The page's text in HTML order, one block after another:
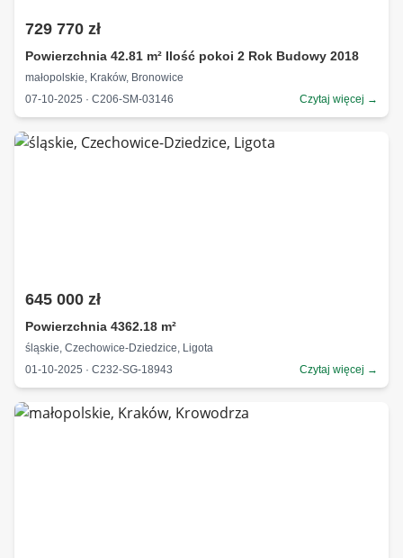
729 770 zł
Powierzchnia 42.81 m² Ilość pokoi 2 Rok Budowy 2018
małopolskie, Kraków, Bronowice
07-10-2025 · C206-SM-03146
Czytaj więcej →
645 000 zł
Powierzchnia 4362.18 m²
śląskie, Czechowice-Dziedzice, Ligota
01-10-2025 · C232-SG-18943
Czytaj więcej →